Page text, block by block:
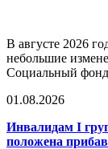
В августе 2026
небольшие
Социальный фонд
01.08.2026
Инвалидам I
положена